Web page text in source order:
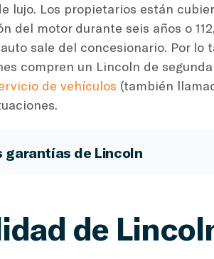
lujo. Los propietarios están
del motor durante seis años o
sale del concesionario. Por
compren un Lincoln de
de vehículos (también
garantías de Lincoln
de